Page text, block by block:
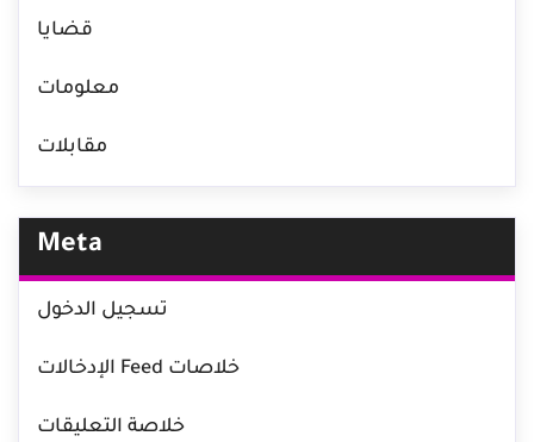
قضايا
معلومات
مقابلات
Meta
تسجيل الدخول
خلاصات Feed الإدخالات
خلاصة التعليقات